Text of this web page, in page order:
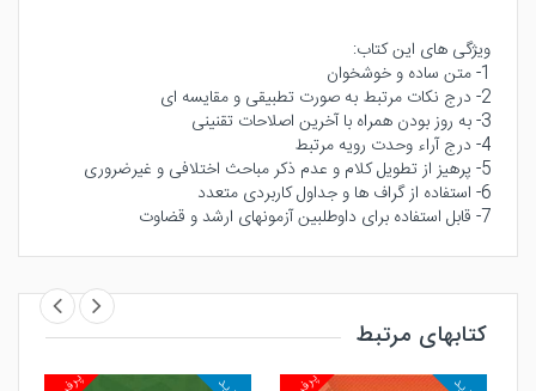
ویژگی های این کتاب:
1- متن ساده و خوشخوان
2- درج نکات مرتبط به صورت تطبیقی و مقایسه ای
3- به روز بودن همراه با آخرین اصلاحات تقنینی
4- درج آراء وحدت رویه مرتبط
5- پرهیز از تطویل کلام و عدم ذکر مباحث اختلافی و غیرضروری
6- استفاده از گراف ها و جداول کاربردی متعدد
7- قابل استفاده برای داوطلبین آزمونهای ارشد و قضاوت
کتابهای مرتبط